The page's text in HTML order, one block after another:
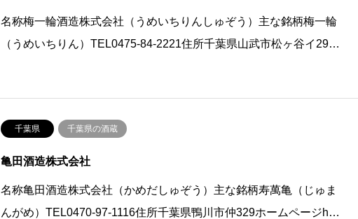
名称梅一輪酒造株式会社（うめいちりんしゅぞう）主な銘柄梅一輪
（うめいちりん）TEL0475-84-2221住所千葉県山武市松ヶ谷イ29…
千葉県 千葉県の酒蔵
亀田酒造株式会社
名称亀田酒造株式会社（かめだしゅぞう）主な銘柄寿萬亀（じゅま
んがめ）TEL0470-97-1116住所千葉県鴨川市仲329ホームページh…